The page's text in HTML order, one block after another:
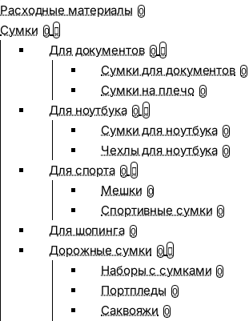
Расходные материалы 0
Сумки 0
Для документов 0
Сумки для документов 0
Сумки на плечо 0
Для ноутбука 0
Сумки для ноутбука 0
Чехлы для ноутбука 0
Для спорта 0
Мешки 0
Спортивные сумки 0
Для шопинга 0
Дорожные сумки 0
Наборы с сумками 0
Портпледы 0
Саквояжи 0